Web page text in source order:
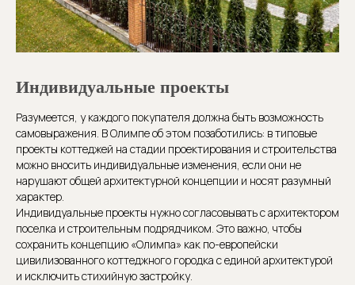
Индивидуальные проекты
Разумеется, у каждого покупателя должна быть возможность
самовыражения. В Олимпе об этом позаботились: в типовые
проекты коттеджей на стадии проектирования и строительства
можно вносить индивидуальные изменения, если они не
нарушают общей архитектурной концепции и носят разумный
характер.
Индивидуальные проекты нужно согласовывать с архитектором
поселка и строительным подрядчиком. Это важно, чтобы
сохранить концепцию «Олимпа» как по-европейски
цивилизованного коттеджного городка с единой архитектурой
и исключить стихийную застройку.